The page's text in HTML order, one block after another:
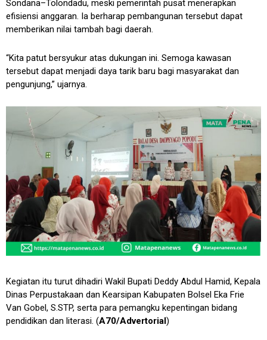
Sondana–Tolondadu, meski pemerintah pusat menerapkan
efisiensi anggaran. Ia berharap pembangunan tersebut dapat
memberikan nilai tambah bagi daerah.
“Kita patut bersyukur atas dukungan ini. Semoga kawasan
tersebut dapat menjadi daya tarik baru bagi masyarakat dan
pengunjung,” ujarnya.
Kegiatan itu turut dihadiri Wakil Bupati Deddy Abdul Hamid, Kepala
Dinas Perpustakaan dan Kearsipan Kabupaten Bolsel Eka Frie
Van Gobel, S.STP, serta para pemangku kepentingan bidang
pendidikan dan literasi. (A70/Advertorial)